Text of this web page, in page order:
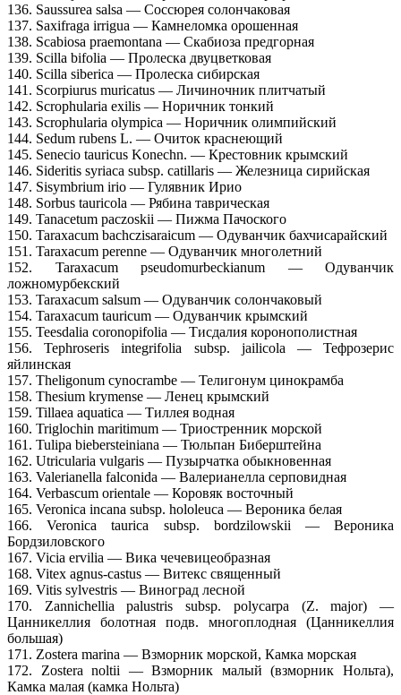
136. Saussurea salsa — Соссюрея солончаковая
137. Saxifraga irrigua — Камнеломка орошенная
138. Scabiosa praemontana — Скабиоза предгорная
139. Scilla bifolia — Пролеска двуцветковая
140. Scilla siberica — Пролеска сибирская
141. Scorpiurus muricatus — Личиночник плитчатый
142. Scrophularia exilis — Норичник тонкий
143. Scrophularia olympica — Норичник олимпийский
144. Sedum rubens L. — Очиток краснеющий
145. Senecio tauricus Konechn. — Крестовник крымский
146. Sideritis syriaca subsp. catillaris — Железница сирийская
147. Sisymbrium irio — Гулявник Ирио
148. Sorbus tauricola — Рябина таврическая
149. Tanacetum paczoskii — Пижма Пачоского
150. Taraxacum bachczisaraicum — Одуванчик бахчисарайский
151. Taraxacum perenne — Одуванчик многолетний
152. Taraxacum pseudomurbeckianum — Одуванчик
ложномурбекский
153. Taraxacum salsum — Одуванчик солончаковый
154. Taraxacum tauricum — Одуванчик крымский
155. Teesdalia coronopifolia — Тисдалия коронополистная
156. Tephroseris integrifolia subsp. jailicola — Тефрозерис
яйлинская
157. Theligonum cynocrambe — Телигонум цинокрамба
158. Thesium krymense — Ленец крымский
159. Tillaea aquatica — Тиллея водная
160. Triglochin maritimum — Триостренник морской
161. Tulipa biebersteiniana — Тюльпан Биберштейна
162. Utricularia vulgaris — Пузырчатка обыкновенная
163. Valerianella falconida — Валерианелла серповидная
164. Verbascum orientale — Коровяк восточный
165. Veronica incana subsp. hololeuca — Вероника белая
166. Veronica taurica subsp. bordzilowskii — Вероника
Бордзиловского
167. Vicia ervilia — Вика чечевицеобразная
168. Vitex agnus-castus — Витекс священный
169. Vitis sylvestris — Виноград лесной
170. Zannichellia palustris subsp. polycarpa (Z. major) —
Цанникеллия болотная подв. многоплодная (Цанникеллия
большая)
171. Zostera marina — Взморник морской, Камка морская
172. Zostera noltii — Взморник малый (взморник Нольта),
Камка малая (камка Нольта)